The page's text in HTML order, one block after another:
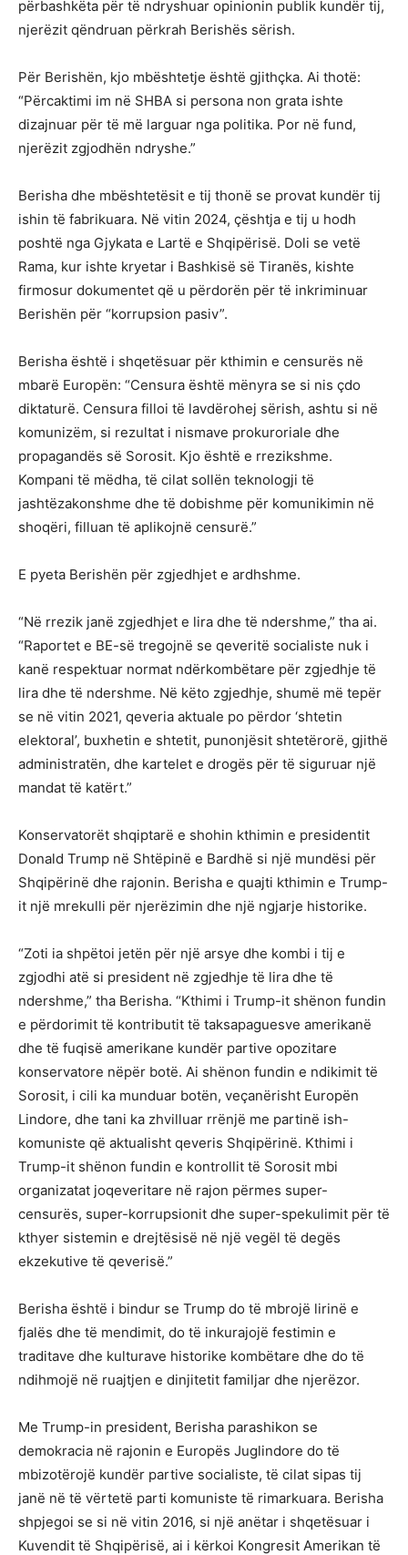
përbashkëta për të ndryshuar opinionin publik kundër tij,
njerëzit qëndruan përkrah Berishës sërish.
Për Berishën, kjo mbështetje është gjithçka. Ai thotë:
“Përcaktimi im në SHBA si persona non grata ishte
dizajnuar për të më larguar nga politika. Por në fund,
njerëzit zgjodhën ndryshe.”
Berisha dhe mbështetësit e tij thonë se provat kundër tij
ishin të fabrikuara. Në vitin 2024, çështja e tij u hodh
poshtë nga Gjykata e Lartë e Shqipërisë. Doli se vetë
Rama, kur ishte kryetar i Bashkisë së Tiranës, kishte
firmosur dokumentet që u përdorën për të inkriminuar
Berishën për “korrupsion pasiv”.
Berisha është i shqetësuar për kthimin e censurës në
mbarë Europën: “Censura është mënyra se si nis çdo
diktaturë. Censura filloi të lavdërohej sërish, ashtu si në
komunizëm, si rezultat i nismave prokuroriale dhe
propagandës së Sorosit. Kjo është e rrezikshme.
Kompani të mëdha, të cilat sollën teknologji të
jashtëzakonshme dhe të dobishme për komunikimin në
shoqëri, filluan të aplikojnë censurë.”
E pyeta Berishën për zgjedhjet e ardhshme.
“Në rrezik janë zgjedhjet e lira dhe të ndershme,” tha ai.
“Raportet e BE-së tregojnë se qeveritë socialiste nuk i
kanë respektuar normat ndërkombëtare për zgjedhje të
lira dhe të ndershme. Në këto zgjedhje, shumë më tepër
se në vitin 2021, qeveria aktuale po përdor ‘shtetin
elektoral’, buxhetin e shtetit, punonjësit shtetërorë, gjithë
administratën, dhe kartelet e drogës për të siguruar një
mandat të katërt.”
Konservatorët shqiptarë e shohin kthimin e presidentit
Donald Trump në Shtëpinë e Bardhë si një mundësi për
Shqipërinë dhe rajonin. Berisha e quajti kthimin e Trump-
it një mrekulli për njerëzimin dhe një ngjarje historike.
“Zoti ia shpëtoi jetën për një arsye dhe kombi i tij e
zgjodhi atë si president në zgjedhje të lira dhe të
ndershme,” tha Berisha. “Kthimi i Trump-it shënon fundin
e përdorimit të kontributit të taksapaguesve amerikanë
dhe të fuqisë amerikane kundër partive opozitare
konservatore nëpër botë. Ai shënon fundin e ndikimit të
Sorosit, i cili ka munduar botën, veçanërisht Europën
Lindore, dhe tani ka zhvilluar rrënjë me partinë ish-
komuniste që aktualisht qeveris Shqipërinë. Kthimi i
Trump-it shënon fundin e kontrollit të Sorosit mbi
organizatat joqeveritare në rajon përmes super-
censurës, super-korrupsionit dhe super-spekulimit për të
kthyer sistemin e drejtësisë në një vegël të degës
ekzekutive të qeverisë.”
Berisha është i bindur se Trump do të mbrojë lirinë e
fjalës dhe të mendimit, do të inkurajojë festimin e
traditave dhe kulturave historike kombëtare dhe do të
ndihmojë në ruajtjen e dinjitetit familjar dhe njerëzor.
Me Trump-in president, Berisha parashikon se
demokracia në rajonin e Europës Juglindore do të
mbizotërojë kundër partive socialiste, të cilat sipas tij
janë në të vërtetë parti komuniste të rimarkuara. Berisha
shpjegoi se si në vitin 2016, si një anëtar i shqetësuar i
Kuvendit të Shqipërisë, ai i kërkoi Kongresit Amerikan të